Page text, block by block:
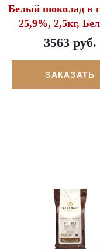
Белый шоколад в
25,9%, 2,5кг,
3563 руб.
ЗАКАЗАТЬ